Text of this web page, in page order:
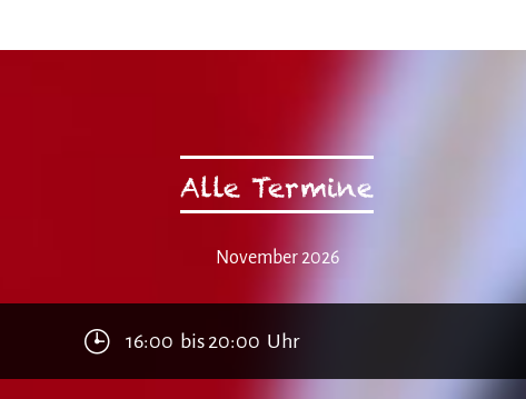
Alle Termine
November 2026
16:00 bis 20:00 Uhr